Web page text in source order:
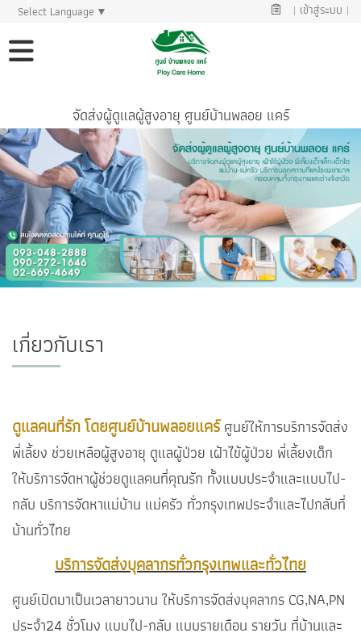
Select Language ▼ | เข้าสู่ระบบ |
จัดส่งผู้ดูแลผู้สูงอายุ ศูนย์บ้านพลอย แคร์
เกี่ยวกับเรา
ดูแลคนที่รักโดยศูนย์บ้านพลอยแคร์ ศูนย์ให้การบริการจัดส่ง
พี่เลี้ยง ช่วยเหลือผู้สูงอายุ ดูแลผู้ป่วย เฝ้าไข้ผู้ป่วย พี่เลี้ยงเด็ก
ให้บริการจัดหาผู้ช่วยดูแลคนที่คุณรัก ทั้งแบบประจำและแบบไป-
กลับ บริการจัดหาแม่บ้าน แม่ครัว ทั่วกรุงเทพประจำและไปกลับที่
บ้านทั่วไทย
บริการจัดส่งบุคลากรทั่วกรุงเทพและทั่วไทย
ศูนย์เปิดมาเป็นเวลายาวนาน ให้บริการจัดส่งบุคลากร CG,NA,PN
ประจำ24 ชั่วโมง แบบไป-กลับ แบบรายเดือน รายวัน ที่บ้านและ